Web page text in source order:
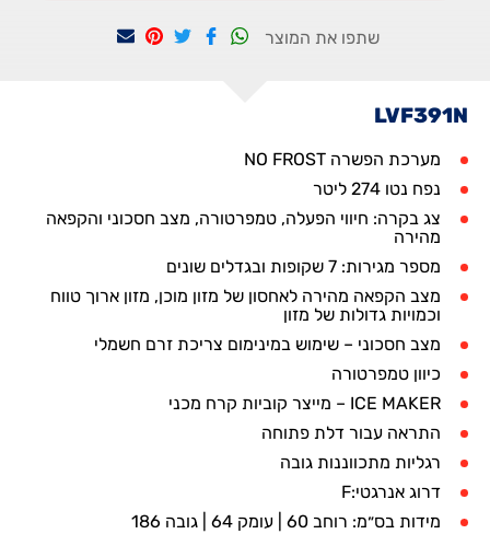
שתפו את המוצר
LVF391N
מערכת הפשרה NO FROST
נפח נטו 274 ליטר
צג בקרה: חיווי הפעלה, טמפרטורה, מצב חסכוני והקפאה
מהירה
מספר מגירות: 7 שקופות ובגדלים שונים
מצב הקפאה מהירה לאחסון של מזון מוכן, מזון ארוך טווח
וכמויות גדולות של מזון
מצב חסכוני – שימוש במינימום צריכת זרם חשמלי
כיוון טמפרטורה
ICE MAKER – מייצר קוביות קרח מכני
התראה עבור דלת פתוחה
רגליות מתכווננות גובה
דרוג אנרגטי:F
מידות בס״מ: רוחב 60 | עומק 64 | גובה 186